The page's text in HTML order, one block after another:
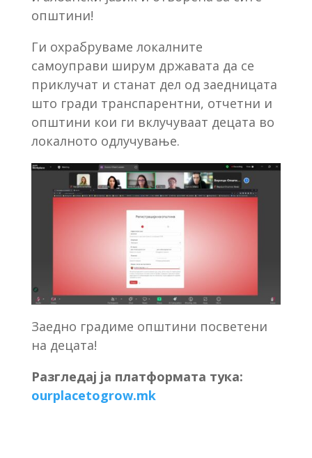
општини!
Ги охрабруваме локалните
самоуправи ширум државата да се
приклучат и станат дел од заедницата
што гради транспарентни, отчетни и
општини кои ги вклучуваат децата во
локалното одлучување.
Заедно градиме општини посветени
на децата!
Разгледај ја платформата тука:
ourplacetogrow.mk